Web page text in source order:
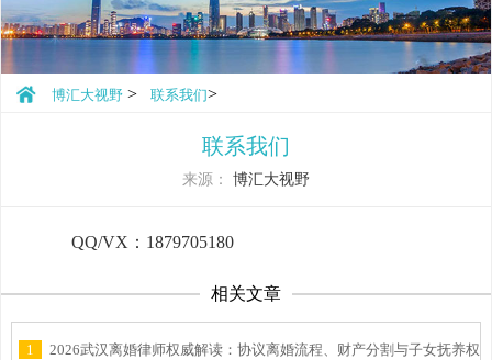
博汇大视野 > 联系我们>
联系我们
来源： 博汇大视野
QQ/VX：1879705180
相关文章
1 2026武汉离婚律师权威解读：协议离婚流程、财产分割与子女抚养权